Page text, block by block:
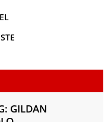
GILDAN